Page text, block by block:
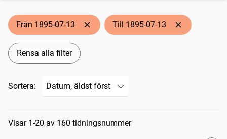
Från 1895-07-13 Till 1895-07-13
Rensa alla filter
Sortera:
Sökresultat
Visar 1-20 av 160 tidningsnummer